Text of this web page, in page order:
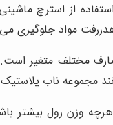
مواد جلوگیری
۱۵ تا ۳۰ میکرون برای
مجموعه ناب
وزن رول بیشتر